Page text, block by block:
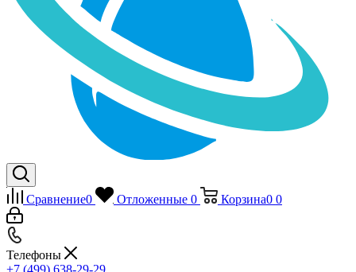
Сравнение0 Отложенные 0 Корзина0 0
Телефоны
+7 (499) 638-29-29